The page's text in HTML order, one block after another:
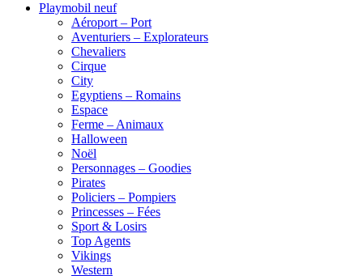
Playmobil neuf
Aéroport – Port
Aventuriers – Explorateurs
Chevaliers
Cirque
City
Egyptiens – Romains
Espace
Ferme – Animaux
Halloween
Noël
Personnages – Goodies
Pirates
Policiers – Pompiers
Princesses – Fées
Sport & Losirs
Top Agents
Vikings
Western